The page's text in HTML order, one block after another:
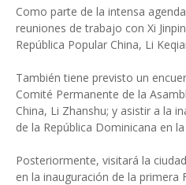
Como parte de la intensa
reuniones de trabajo con Xi
República Popular China, Li
También tiene previsto un
Comité Permanente de la
China, Li Zhanshu; y asistir a la
de la República Dominicana en
Posteriormente, visitará la
en la inauguración de la primera